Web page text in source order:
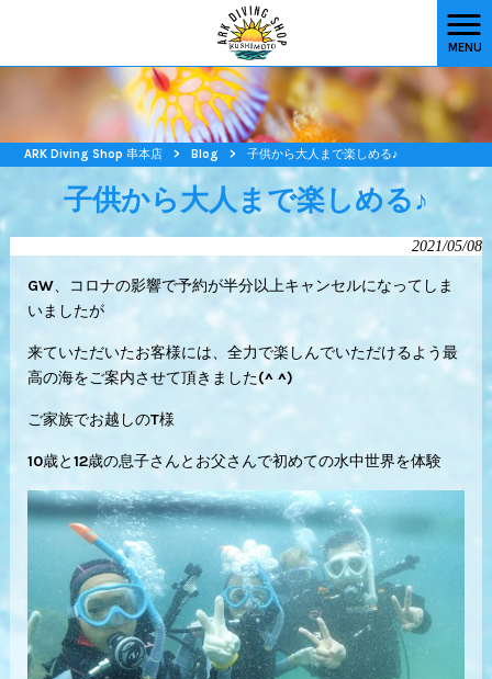
MENU
ARK Diving Shop 串本店 > Blog > 子供から大人まで楽しめる♪
子供から大人まで楽しめる♪
2021/05/08
GW、コロナの影響で予約が半分以上キャンセルになってしま
いましたが
来ていただいたお客様には、全力で楽しんでいただけるよう最
高の海をご案内させて頂きました(^ ^)
ご家族でお越しのT様
10歳と12歳の息子さんとお父さんで初めての水中世界を体験